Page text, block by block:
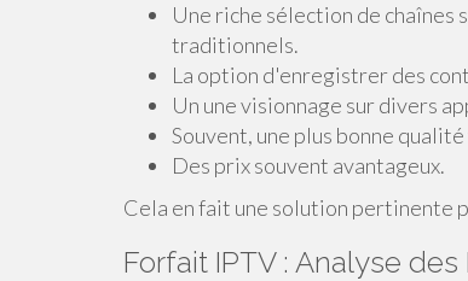
Une riche sélection de chaînes
traditionnels.
La option d'enregistrer des
Un une visionnage sur divers
Souvent, une plus bonne
Des prix souvent avantageux.
Cela en fait une solution pertinente
Forfait IPTV : Analyse